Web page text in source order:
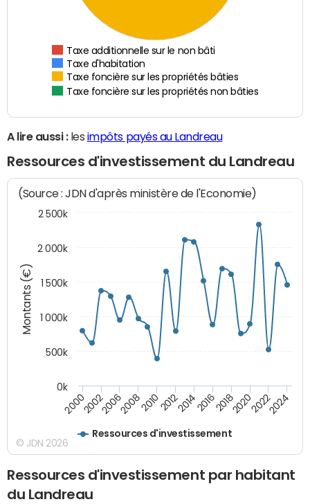
Taxe additionnelle sur le non bâti
Taxe d'habitation
Taxe foncière sur les propriétés bâties
Taxe foncière sur les propriétés non bâties
A lire aussi :les impôts payés au Landreau
Ressources d'investissement du Landreau
Montants (€)
(Source : JDN d'après ministère de l'Economie)
Ressources d'investissement
200020022006200820102012201420162018202020222024
0k
500k
1 000k
1 500k
2 000k
2 500k
© JDN 2026
Ressources d'investissement par habitant
du Landreau